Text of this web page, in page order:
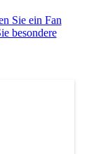
Sie ein Fan
besondere